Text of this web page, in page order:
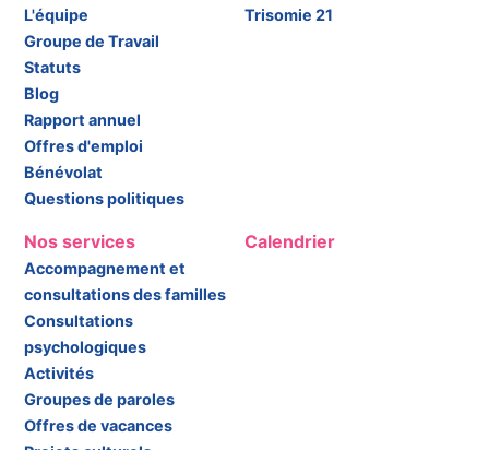
L'équipe
Groupe de Travail
Statuts
Blog
Rapport annuel
Offres d'emploi
Bénévolat
Questions politiques
Trisomie 21
Nos services
Accompagnement et
consultations des familles
Consultations
psychologiques
Activités
Groupes de paroles
Offres de vacances
Calendrier